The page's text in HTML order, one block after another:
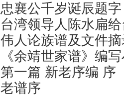
忠襄公千岁诞辰题字
台湾领导人陈水扁
伟人论族谱及文件
《余靖世家谱》编
第一篇 新老序编 序
老谱序